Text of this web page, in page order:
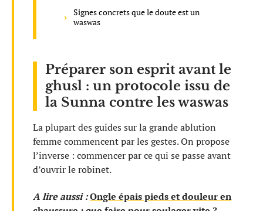
Signes concrets que le doute est un
waswas
Préparer son esprit avant le
ghusl : un protocole issu de
la Sunna contre les waswas
La plupart des guides sur la grande ablution
femme commencent par les gestes. On propose
l’inverse : commencer par ce qui se passe avant
d’ouvrir le robinet.
A lire aussi :Ongle épais pieds et douleur en